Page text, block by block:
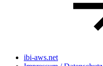
ibi-aws.net